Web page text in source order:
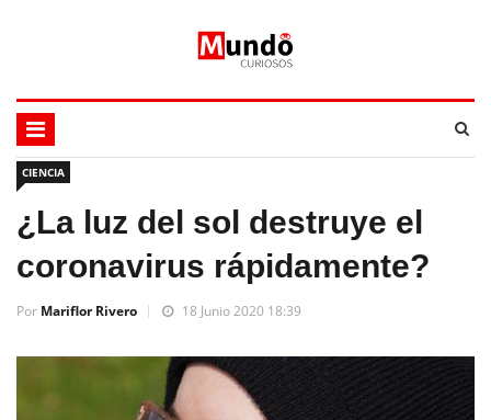
CIENCIA
¿La luz del sol destruye el
coronavirus rápidamente?
Por Mariflor Rivero 18 Junio 2020 18:39